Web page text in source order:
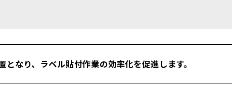
なり、ラベル貼付作業の効率化を促進します。